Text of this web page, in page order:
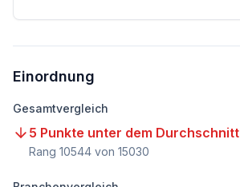
Einordnung
Gesamtvergleich
5 Punkte unter dem Durchschnitt
Rang 10544 von 15030